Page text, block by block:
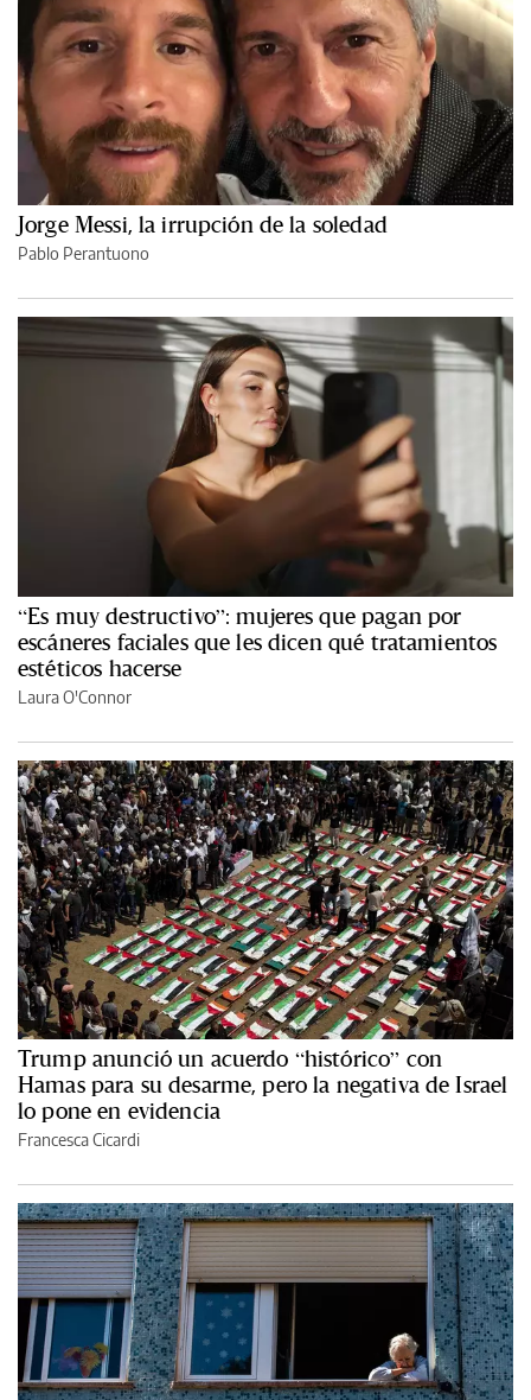
Jorge Messi, la irrupción de la soledad
Pablo Perantuono
“Es muy destructivo”: mujeres que pagan por
escáneres faciales que les dicen qué tratamientos
estéticos hacerse
Laura O'Connor
Trump anunció un acuerdo “histórico” con
Hamas para su desarme, pero la negativa de Israel
lo pone en evidencia
Francesca Cicardi